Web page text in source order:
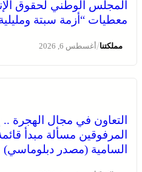
المجلس الوطني لحقوق
معطيات “أزمة سبتة
مملكتنا/أغسطس 6, 2026
التعاون في مجال الهجرة ..
المرفوقين مسألة مبدأ
السامية (مصدر دبلوماسي)
منسقة لمكافحة حرائق الغابات